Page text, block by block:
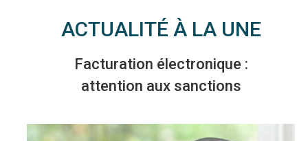
ACTUALITÉ À LA UNE
Facturation électronique :
attention aux sanctions